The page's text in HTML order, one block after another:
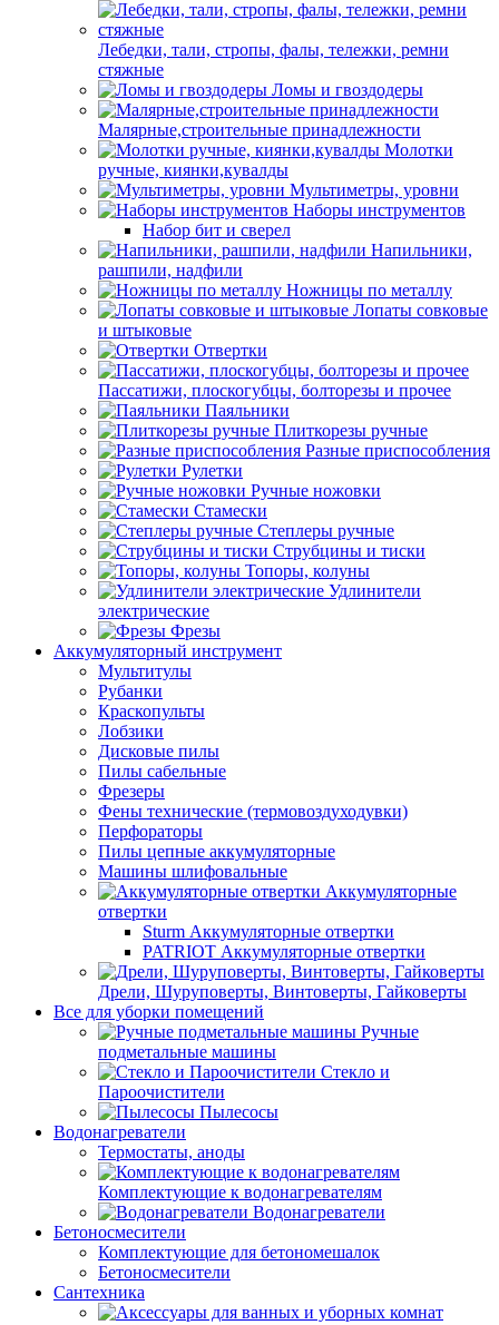
Лебедки, тали, стропы, фалы, тележки, ремни
стяжные
Ломы и гвоздодеры
Малярные,строительные принадлежности
Молотки
ручные, киянки,кувалды
Мультиметры, уровни
Наборы инструментов
Набор бит и сверел
Напильники,
рашпили, надфили
Ножницы по металлу
Лопаты совковые
и штыковые
Отвертки
Пассатижи, плоскогубцы, болторезы и прочее
Паяльники
Плиткорезы ручные
Разные приспособления
Рулетки
Ручные ножовки
Стамески
Степлеры ручные
Струбцины и тиски
Топоры, колуны
Удлинители
электрические
Фрезы
Аккумуляторный инструмент
Мультитулы
Рубанки
Краскопульты
Лобзики
Дисковые пилы
Пилы сабельные
Фрезеры
Фены технические (термовоздуходувки)
Перфораторы
Пилы цепные аккумуляторные
Машины шлифовальные
Аккумуляторные
отвертки
Sturm Аккумуляторные отвертки
PATRIOT Аккумуляторные отвертки
Дрели, Шуруповерты, Винтоверты, Гайковерты
Все для уборки помещений
Ручные
подметальные машины
Стекло и
Пароочистители
Пылесосы
Водонагреватели
Термостаты, аноды
Комплектующие к водонагревателям
Водонагреватели
Бетоносмесители
Комплектующие для бетономешалок
Бетоносмесители
Сантехника